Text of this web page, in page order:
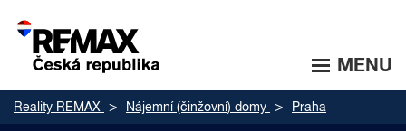
MENU
Reality REMAX Nájemní (činžovní) domy Praha